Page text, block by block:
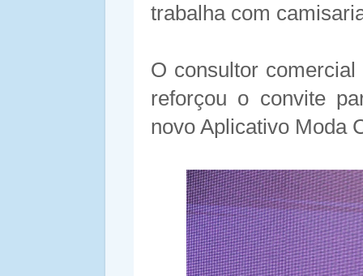
trabalha com
O consultor
reforçou o convite
novo Aplicativo Moda